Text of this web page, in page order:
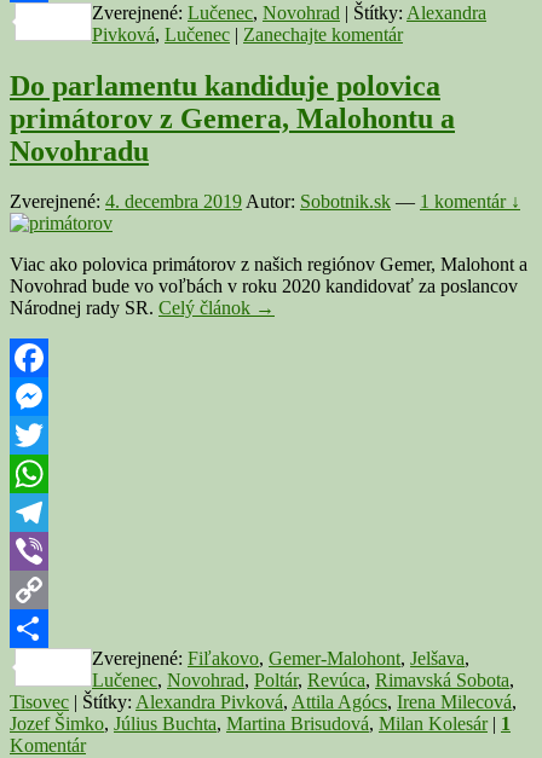
Link
Share
Zverejnené: Lučenec, Novohrad | Štítky: Alexandra
Pivková, Lučenec | Zanechajte komentár
Do parlamentu kandiduje polovica
primátorov z Gemera, Malohontu a
Novohradu
Zverejnené: 4. decembra 2019Autor: Sobotnik.sk — 1 komentár ↓
Viac ako polovica primátorov z našich regiónov Gemer, Malohont a
Novohrad bude vo voľbách v roku 2020 kandidovať za poslancov
Národnej rady SR. Celý článok Do
→
Facebook
Messenger
Twitter
WhatsApp
Telegram
Viber
Copy
Link
Share
Zverejnené: Fiľakovo, Gemer-Malohont, Jelšava,
Lučenec, Novohrad, Poltár, Revúca, Rimavská Sobota,
Tisovec | Štítky: Alexandra Pivková, Attila Agócs, Irena Milecová,
Jozef Šimko, Július Buchta, Martina Brisudová, Milan Kolesár | 1
Komentár